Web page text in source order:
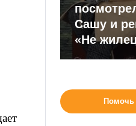
Сашу и
«Не